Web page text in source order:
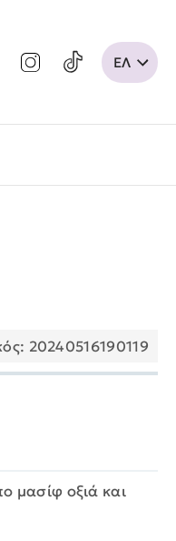
20240516190119
μασίφ οξιά και